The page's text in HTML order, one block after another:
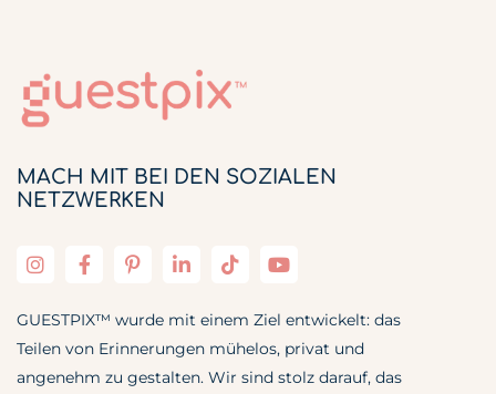
MACH MIT BEI DEN SOZIALEN
NETZWERKEN
GUESTPIX™ wurde mit einem Ziel entwickelt: das
Teilen von Erinnerungen mühelos, privat und
angenehm zu gestalten. Wir sind stolz darauf, das